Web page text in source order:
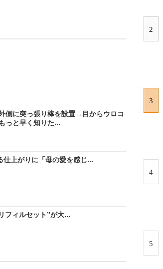
側に突っ張り棒を設置→目からウロコ
っと早く知りた...
上がりに「母の愛を感じ...
フィルセット”が大...
2
3
4
5